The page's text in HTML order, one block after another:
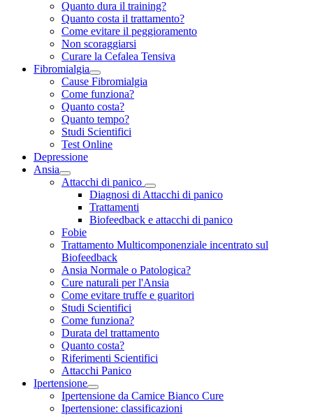
Quanto dura il training?
Quanto costa il trattamento?
Come evitare il peggioramento
Non scoraggiarsi
Curare la Cefalea Tensiva
Fibromialgia
Cause Fibromialgia
Come funziona?
Quanto costa?
Quanto tempo?
Studi Scientifici
Test Online
Depressione
Ansia
Attacchi di panico
Diagnosi di Attacchi di panico
Trattamenti
Biofeedback e attacchi di panico
Fobie
Trattamento Multicomponenziale incentrato sul
Biofeedback
Ansia Normale o Patologica?
Cure naturali per l'Ansia
Come evitare truffe e guaritori
Studi Scientifici
Come funziona?
Durata del trattamento
Quanto costa?
Riferimenti Scientifici
Attacchi Panico
Ipertensione
Ipertensione da Camice Bianco Cure
Ipertensione: classificazioni